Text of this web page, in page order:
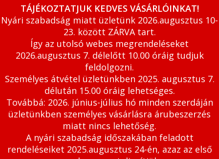
TÁJÉKOZTATJUK KEDVES VÁSÁRLÓINKAT!
Nyári szabadság miatt üzletünk 2026.augusztus 10-
23. között ZÁRVA tart.
Így az utolsó webes megrendeléseket
2026.augusztus 7. délelőtt 10.00 óráig tudjuk
feldolgozni.
Személyes átvétel üzletünkben 2025. augusztus 7.
délután 15.00 óráig lehetséges.
Továbbá: 2026. június-július hó minden szerdáján
üzletünkben személyes vásárlásra árubeszerzés
miatt nincs lehetőség.
A nyári szabadság időszakában feladott
rendeléseiket 2025.augusztus 24-én, azaz az első